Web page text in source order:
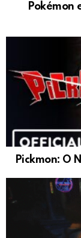
Pokémon
Pickmon: O